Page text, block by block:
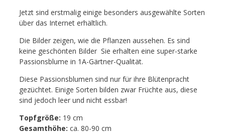
Jetzt sind erstmalig einige besonders ausgewählte Sorten
über das Internet erhältlich.
Die Bilder zeigen, wie die Pflanzen aussehen. Es sind
keine geschönten Bilder  Sie erhalten eine super-starke
Passionsblume in 1A-Gärtner-Qualität.
Diese Passionsblumen sind nur für ihre Blütenpracht
gezüchtet. Einige Sorten bilden zwar Früchte aus, diese
sind jedoch leer und nicht essbar!
Topfgröße: 19 cm
Gesamthöhe: ca. 80-90 cm